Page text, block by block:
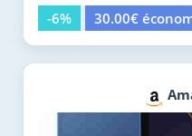
-6%
30.00€